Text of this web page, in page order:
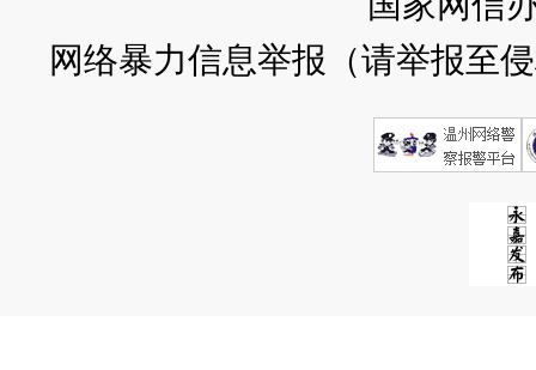
网络暴力信息举报（请举报至